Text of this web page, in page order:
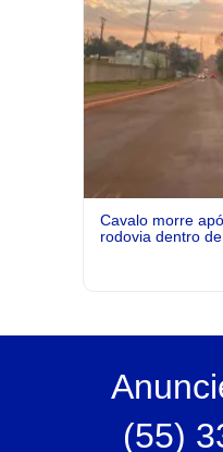
Cavalo morre
rodovia dentro
(55)